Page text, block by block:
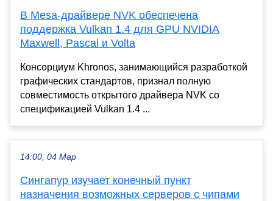
В Mesa-драйвере NVK обеспечена
поддержка Vulkan 1.4 для GPU NVIDIA
Maxwell, Pascal и Volta
Консорциум Khronos, занимающийся разработкой
графических стандартов, признал полную
совместимость открытого драйвера NVK со
спецификацией Vulkan 1.4 ...
14:00, 04 Мар
Сингапур изучает конечный пункт
назначения возможных серверов с чипами